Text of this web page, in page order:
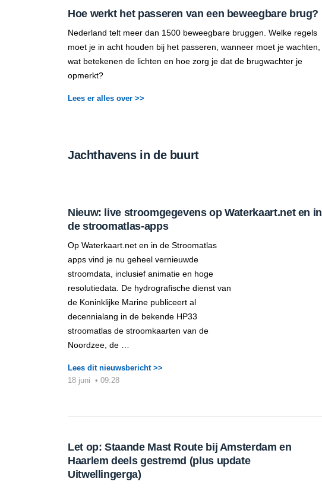
Hoe werkt het passeren van een beweegbare brug?
Nederland telt meer dan 1500 beweegbare bruggen. Welke regels
moet je in acht houden bij het passeren, wanneer moet je wachten,
wat betekenen de lichten en hoe zorg je dat de brugwachter je
opmerkt?
Lees er alles over >>
Jachthavens in de buurt
Nieuw: live stroomgegevens op Waterkaart.net en in
de stroomatlas-apps
Op Waterkaart.net en in de Stroomatlas
apps vind je nu geheel vernieuwde
stroomdata, inclusief animatie en hoge
resolutiedata. De hydrografische dienst van
de Koninklijke Marine publiceert al
decennialang in de bekende HP33
stroomatlas de stroomkaarten van de
Noordzee, de …
Lees dit nieuwsbericht >>
18 juni • 09:28
Let op: Staande Mast Route bij Amsterdam en
Haarlem deels gestremd (plus update
Uitwellingerga)